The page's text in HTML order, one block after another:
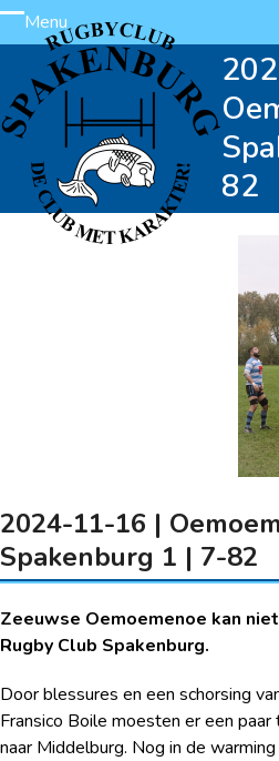
Skip
to
content
Menu
Open
mobile
menu
Close
mobile
menu
82
2024-11-16 |
Spakenburg 1 | 7-82
Zeeuwse Oemoemenoe kan
Rugby Club Spakenburg.
Door blessures en een schorsing
Fransico Boile moesten er een
naar Middelburg. Nog in de